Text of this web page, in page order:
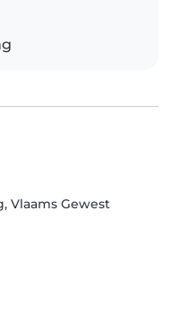
Vlaams Gewest